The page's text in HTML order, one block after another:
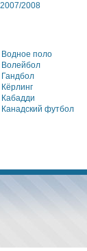
2008
Водное поло
Волейбол
Гандбол
Кёрлинг
Кабадди
Канадский футбол